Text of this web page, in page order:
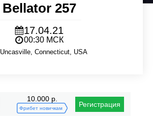
Bellator 257
17.04.21
00:30 МСК
Uncasville, Connecticut, USA
10.000 р.
Фрибет новичкам Регистрация